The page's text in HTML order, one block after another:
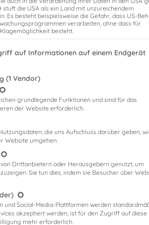
werden […]
stuft die USA als ein Land mit unzureichendem
Es besteht beispielsweise die Gefahr, dass US-
verarbeiten, ohne dass für
besteht.
der Zwecke des IAB Transparency and
auf Informationen auf einem Endgerät
(1 Vendor)
für die eine Einwilligung erteilt werden
grundlegende Funktionen und sind für das
der Website erforderlich.
die uns Aufschluss darüber geben,
Website umgehen.
Drittanbietern oder Herausgebern genutzt, um
Sie tun dies, indem sie Besucher über
und Social-Media-Plattformen werden
akzeptiert werden, ist für den Zugriff auf diese
mehr erforderlich.